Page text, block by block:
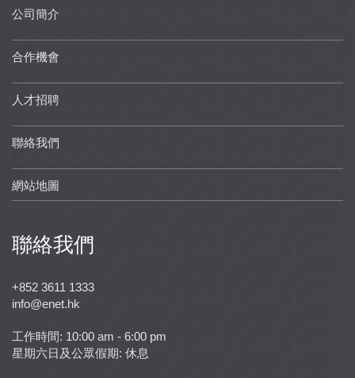
公司簡介
合作機會
人才招聘
聯絡我們
網站地圖
聯絡我們
+852 3611 1333
info@enet.hk
工作時間: 10:00 am - 6:00 pm
星期六日及公眾假期: 休息